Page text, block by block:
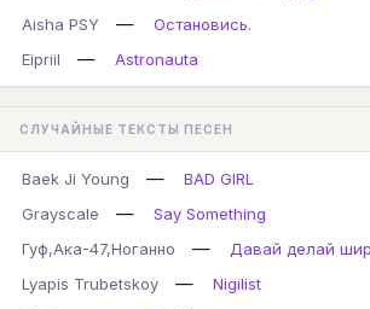
Aisha PSY
—
Остановись.
Eipriil
— Astronauta
СЛУЧАЙНЫЕ ТЕКСТЫ ПЕСЕН
Baek Ji Young —
BAD GIRL
Grayscale
—
Say Something
Гуф,Ака-47,Ноганно
—
Давай делай
Lyapis Trubetskoy
—
Nigilist